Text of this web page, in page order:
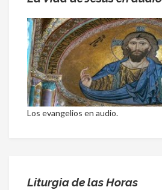
Los evangelios en audio.
Liturgia de las Horas